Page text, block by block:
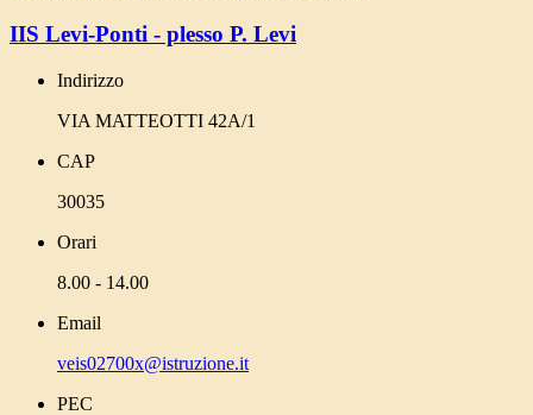
IIS Levi-Ponti - plesso P. Levi
Indirizzo
VIA MATTEOTTI 42A/1
CAP
30035
Orari
8.00 - 14.00
Email
veis02700x@istruzione.it
PEC